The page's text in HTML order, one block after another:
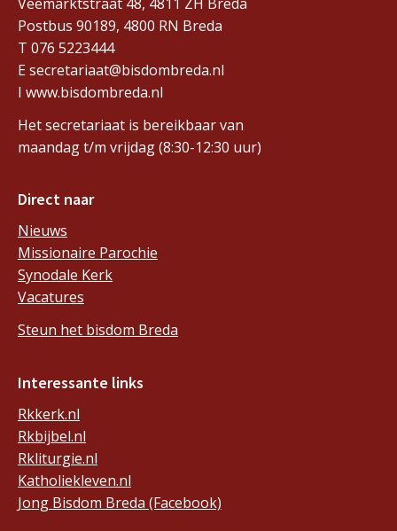
Postbus 90189, 4800 RN Breda
T 076 5223444
E secretariaat@bisdombreda.nl
I www.bisdombreda.nl
Het secretariaat is bereikbaar van
maandag t/m vrijdag (8:30-12:30 uur)
Direct naar
Nieuws
Missionaire Parochie
Synodale Kerk
Vacatures
Steun het bisdom Breda
Interessante links
Rkkerk.nl
Rkbijbel.nl
Rkliturgie.nl
Katholiekleven.nl
Jong Bisdom Breda (Facebook)